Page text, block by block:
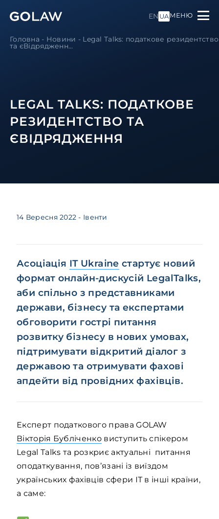
EN UAМЕНЮ
Головна - Новини - Legal Talks: податкове резидентство
та єВідрядженн...
LEGAL TALKS: ПОДАТКОВЕ
РЕЗИДЕНТСТВО ТА
ЄВІДРЯДЖЕННЯ
14 Вересня 2022 - Івенти
Асоціація IT Ukraine стартує новий
формат онлайн-дискусій LegalTalks,
аби спільно з представниками
держави, бізнесу та експертами
обговорити гострі питання
розвитку бізнесу в нових умовах,
підтримувати відкритий діалог з
державою та отримувати фахові
апдейти від провідних фахівців.
Експерт податкового права GOLAW
Вікторія Бубліченко виступить спікером
Legal Talks та розкриє актуальні питання
оподаткування, пов’язані із виїздом
українських фахівців сфери ІТ в інші країни,
а саме: